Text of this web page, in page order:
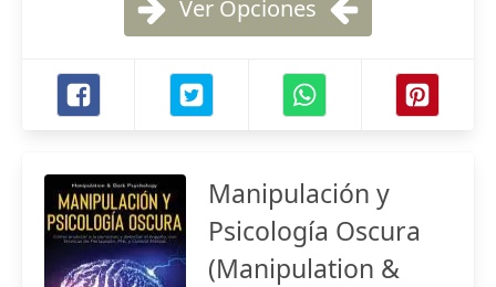
Ver Opciones
Manipulación y
Psicología Oscura
(Manipulation &